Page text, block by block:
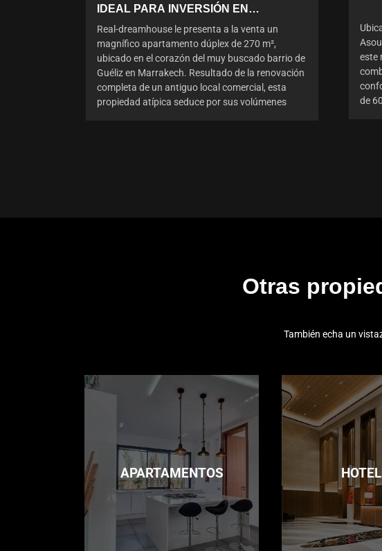
IDEAL PARA INVERSIÓN EN
ALQUILER
Real-dreamhouse le presenta a la venta un
magnífico apartamento dúplex de 270 m²,
ubicado en el corazón del muy buscado barrio de
Guéliz en Marrakech. Resultado de la renovación
completa de un antiguo local comercial, esta
propiedad atípica seduce por sus volúmenes
este
de
Otras
También echa un
APARTAMENTOS